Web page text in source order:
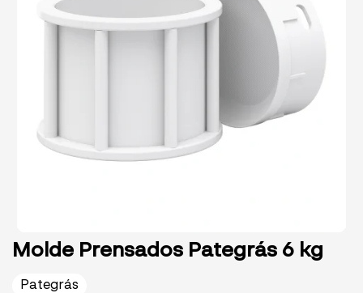
Molde Prensados Pategrás 6 kg
Pategrás